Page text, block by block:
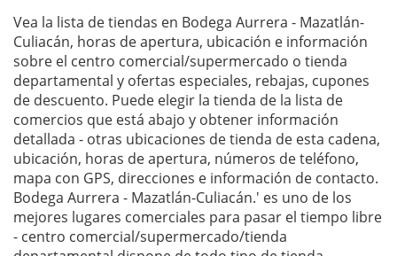
Vea la lista de tiendas en Bodega Aurrera - Mazatlán-
Culiacán, horas de apertura, ubicación e información
sobre el centro comercial/supermercado o tienda
departamental y ofertas especiales, rebajas, cupones
de descuento. Puede elegir la tienda de la lista de
comercios que está abajo y obtener información
detallada - otras ubicaciones de tienda de esta cadena,
ubicación, horas de apertura, números de teléfono,
mapa con GPS, direcciones e información de contacto.
Bodega Aurrera - Mazatlán-Culiacán.' es uno de los
mejores lugares comerciales para pasar el tiempo libre
- centro comercial/supermercado/tienda